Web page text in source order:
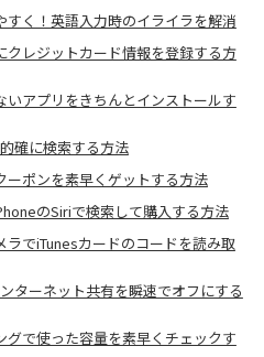
く！英語入力時のイライラを解消
レジットカード情報を登録する方
アプリをきちんとインストールす
確に検索する方法
ポンを素早くゲットする方法
のSiriで検索して購入する方法
でiTunesカードのコードを読み取
ターネット共有を瞬速でオフにする
で使った容量を素早くチェックす